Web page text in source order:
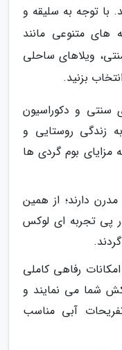
با توجه به سلیقه و
های متنوعی مانند
ویلاهای ساحلی
بزنید.
سنتی و دکوراسیون
زندگی روستایی و
مزایای بوم گردی ها
دارند؛ از همین
پی تجربه ای لوکس
رفاهی کاملی
شما می نمایند و
آبی مناسب